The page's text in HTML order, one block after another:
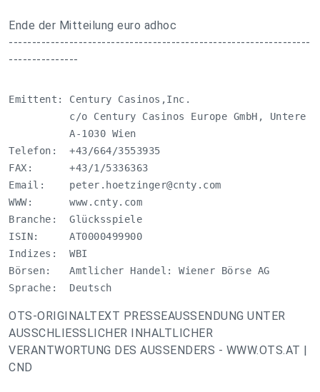
Ende der Mitteilung euro adhoc
-----------------------------------------------------------------
---------------
Emittent: Century Casinos,Inc.
c/o Century Casinos Europe GmbH, Untere
          A-1030 Wien
Telefon:  +43/664/3553935
FAX:      +43/1/5336363
Email: peter.hoetzinger@cnty.com
WWW:      www.cnty.com
Branche:  Glücksspiele
ISIN:     AT0000499900
Indizes:  WBI
Börsen:   Amtlicher Handel: Wiener Börse AG
Sprache:  Deutsch
OTS-ORIGINALTEXT PRESSEAUSSENDUNG UNTER
AUSSCHLIESSLICHER INHALTLICHER
VERANTWORTUNG DES AUSSENDERS - WWW.OTS.AT |
CND